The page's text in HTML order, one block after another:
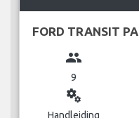
FORD TRANSIT
group
9
miscellaneous_services
Handleiding